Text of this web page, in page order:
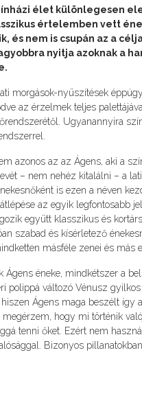
élet különlegesen
értelemben vett
nem is csupán az a
nyitja azoknak a
morgások-nyüszítések
az érzelmek teljes
Ugyanannyira
azonos az az Ágens, aki a
– nem nehéz kitalálni – a
is ezen a néven
az egyik legfontosabb
együtt klasszikus és
szabad és kísérletező
másféle zenei és más
éneke, mindkétszer a
polippá változó Vénusz
Ágens maga beszélt így
hogy mi történik
tenni őket. Ezért nem
Bizonyos